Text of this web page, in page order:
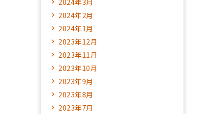
2024年2月
2024年1月
2023年12月
2023年11月
2023年10月
2023年9月
2023年8月
2023年7月